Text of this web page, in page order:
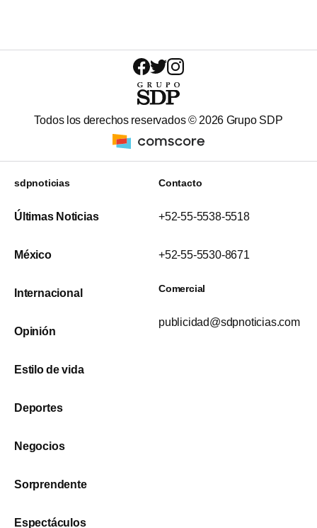
Todos los derechos reservados © 2026 Grupo SDP
sdpnoticias
Últimas Noticias
México
Internacional
Opinión
Estilo de vida
Deportes
Negocios
Sorprendente
Espectáculos
Contacto
+52-55-5538-5518
+52-55-5530-8671
Comercial
publicidad@sdpnoticias.com